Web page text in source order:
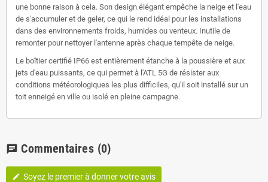
une bonne raison à cela. Son design élégant empêche la neige et l'eau
de s'accumuler et de geler, ce qui le rend idéal pour les installations
dans des environnements froids, humides ou venteux. Inutile de
remonter pour nettoyer l'antenne après chaque tempête de neige.
Le boîtier certifié IP66 est entièrement étanche à la poussière et aux
jets d'eau puissants, ce qui permet à l'ATL 5G de résister aux
conditions météorologiques les plus difficiles, qu'il soit installé sur un
toit enneigé en ville ou isolé en pleine campagne.
chat Commentaires (0)
edit Soyez le premier à donner votre avis